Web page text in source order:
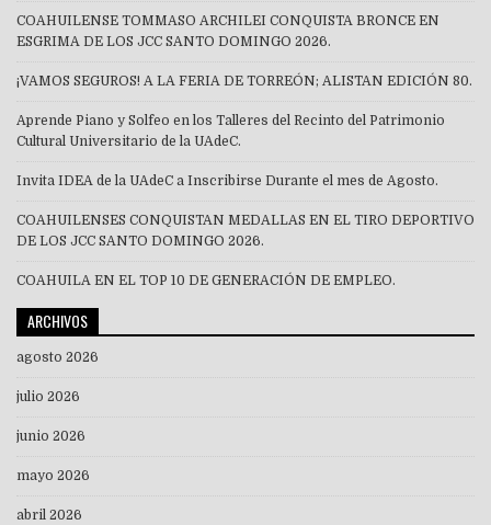
COAHUILENSE TOMMASO ARCHILEI CONQUISTA BRONCE EN
ESGRIMA DE LOS JCC SANTO DOMINGO 2026.
¡VAMOS SEGUROS! A LA FERIA DE TORREÓN; ALISTAN EDICIÓN 80.
Aprende Piano y Solfeo en los Talleres del Recinto del Patrimonio
Cultural Universitario de la UAdeC.
Invita IDEA de la UAdeC a Inscribirse Durante el mes de Agosto.
COAHUILENSES CONQUISTAN MEDALLAS EN EL TIRO DEPORTIVO
DE LOS JCC SANTO DOMINGO 2026.
COAHUILA EN EL TOP 10 DE GENERACIÓN DE EMPLEO.
ARCHIVOS
agosto 2026
julio 2026
junio 2026
mayo 2026
abril 2026